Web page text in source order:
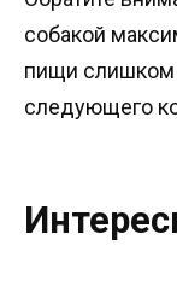
собакой
пищи слишком
следующего